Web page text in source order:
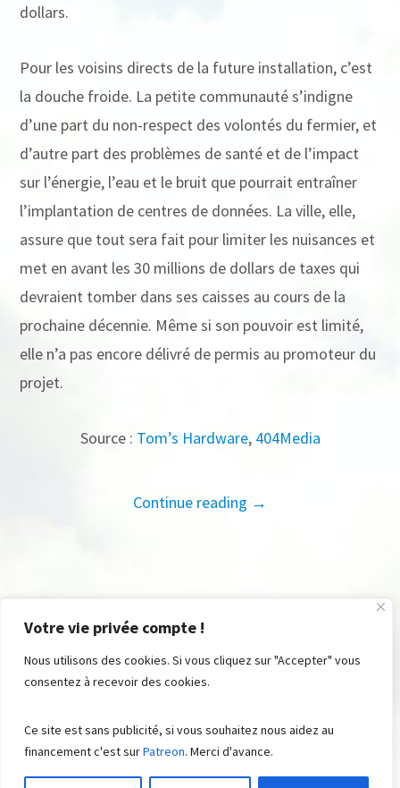
Votre vie privée compte !
Nous utilisons des cookies. Si vous cliquez sur "Accepter" vous
consentez à recevoir des cookies.
Ce site est sans publicité, si vous souhaitez nous aidez au
financement c'est surPatreon. Merci d'avance.
dollars.
Pour les voisins directs de la future installation, c’est
la douche froide. La petite communauté s’indigne
d’une part du non-respect des volontés du fermier, et
d’autre part des problèmes de santé et de l’impact
sur l’énergie, l’eau et le bruit que pourrait entraîner
l’implantation de centres de données. La ville, elle,
assure que tout sera fait pour limiter les nuisances et
met en avant les 30 millions de dollars de taxes qui
devraient tomber dans ses caisses au cours de la
prochaine décennie. Même si son pouvoir est limité,
elle n’a pas encore délivré de permis au promoteur du
projet.
Source : Tom’s Hardware, 404Media
Continue reading →
Suite48Aidez-nousContributions